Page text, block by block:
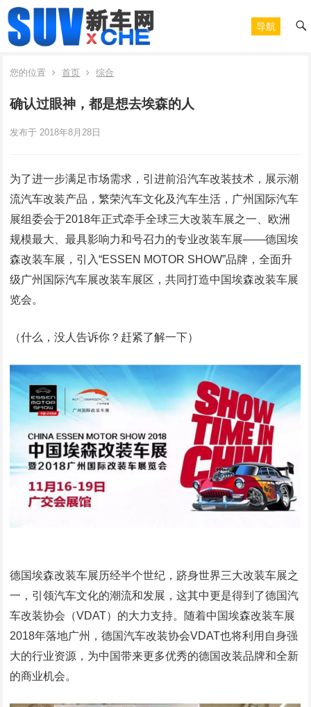
导航
您的位置 首页 综合
确认过眼神，都是想去埃森的人
发布于 2018年8月28日
为了进一步满足市场需求，引进前沿汽车改装技术，展示潮
流汽车改装产品，繁荣汽车文化及汽车生活，广州国际汽车
展组委会于2018年正式牵手全球三大改装车展之一、欧洲
规模最大、最具影响力和号召力的专业改装车展——德国埃
森改装车展，引入“ESSEN MOTOR SHOW”品牌，全面升
级广州国际汽车展改装车展区，共同打造中国埃森改装车展
览会。
（什么，没人告诉你？赶紧了解一下）
德国埃森改装车展历经半个世纪，跻身世界三大改装车展之
一，引领汽车文化的潮流和发展，这其中更是得到了德国汽
车改装协会（VDAT）的大力支持。随着中国埃森改装车展
2018年落地广州，德国汽车改装协会VDAT也将利用自身强
大的行业资源，为中国带来更多优秀的德国改装品牌和全新
的商业机会。